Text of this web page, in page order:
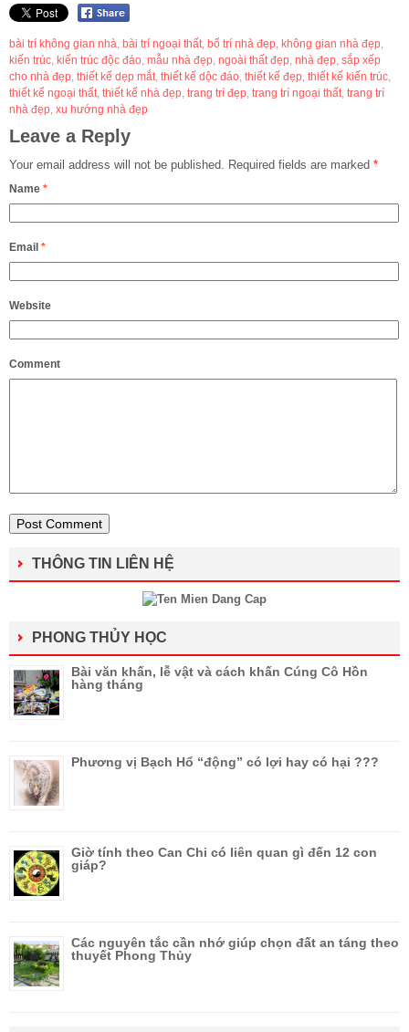
bài trí không gian nhà, bài trí ngoại thất, bố trí nhà đẹp, không gian nhà đẹp,
kiến trúc, kiến trúc độc đáo, mẫu nhà đẹp, ngoài thất đẹp, nhà đẹp, sắp xếp
cho nhà đẹp, thiết kế dẹp mắt, thiết kế dộc đáo, thiết kế đẹp, thiết kế kiến trúc,
thiết kế ngoại thất, thiết kế nhà đẹp, trang trí đẹp, trang trí ngoại thất, trang trí
nhà đẹp, xu hướng nhà đẹp
Leave a Reply
Your email address will not be published. Required fields are marked *
Name *
Email *
Website
Comment
THÔNG TIN LIÊN HỆ
PHONG THỦY HỌC
Bài văn khấn, lễ vật và cách khấn Cúng Cô Hồn
hàng tháng
Phương vị Bạch Hổ “động” có lợi hay có hại ???
Giờ tính theo Can Chi có liên quan gì đến 12 con
giáp?
Các nguyên tắc cần nhớ giúp chọn đất an táng theo
thuyết Phong Thủy